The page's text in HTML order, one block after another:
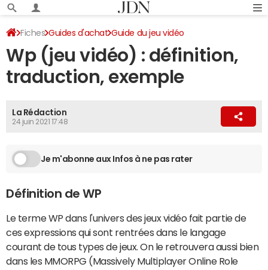
Fiches Guides d'achat Guide du jeu vidéo
Lexique du jeu vidéo
Wp (jeu vidéo) : définition,
traduction, exemple
La Rédaction
24 juin 2021 17:48
Je m'abonne aux Infos à ne pas rater
Définition de WP
Le terme WP dans l'univers des jeux vidéo fait partie de
ces expressions qui sont rentrées dans le langage
courant de tous types de jeux. On le retrouvera aussi bien
dans les MMORPG (Massively Multiplayer Online Role